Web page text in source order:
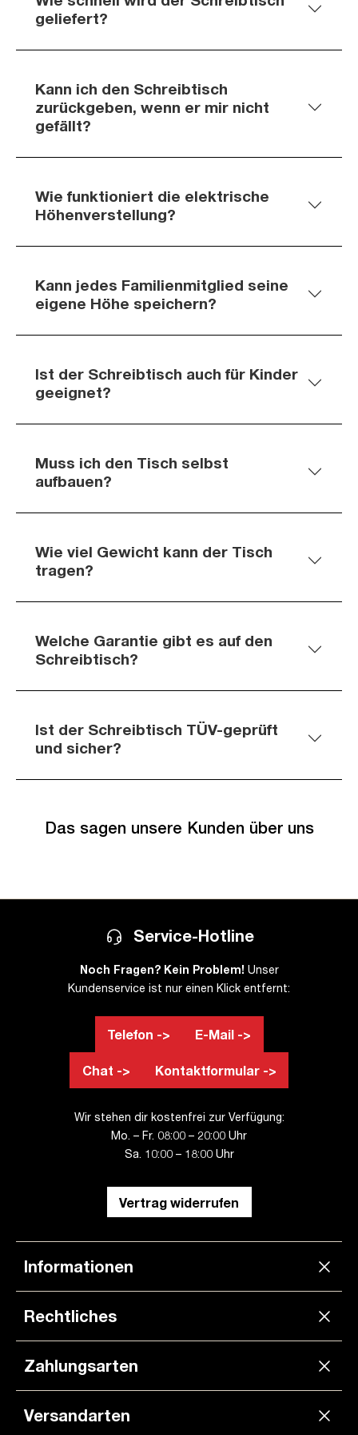
geliefert?
Kann ich den Schreibtisch
zurückgeben, wenn er mir nicht
gefällt?
Wie funktioniert die elektrische
Höhenverstellung?
Kann jedes Familienmitglied seine
eigene Höhe speichern?
Ist der Schreibtisch auch für Kinder
geeignet?
Muss ich den Tisch selbst
aufbauen?
Wie viel Gewicht kann der Tisch
tragen?
Welche Garantie gibt es auf den
Schreibtisch?
Ist der Schreibtisch TÜV-geprüft
und sicher?
Das sagen unsere Kunden über uns
Service-Hotline
Noch Fragen? Kein Problem! Unser
Kundenservice ist nur einen Klick entfernt:
Telefon -> E-Mail ->
Chat -> Kontaktformular ->
Wir stehen dir kostenfrei zur Verfügung:
Mo. – Fr. 08:00 – 20:00 Uhr
Sa. 10:00 – 18:00 Uhr
Vertrag widerrufen
Informationen
Rechtliches
Zahlungsarten
Versandarten